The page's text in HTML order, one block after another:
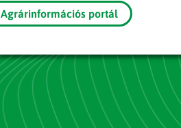
Agrárinformációs portál